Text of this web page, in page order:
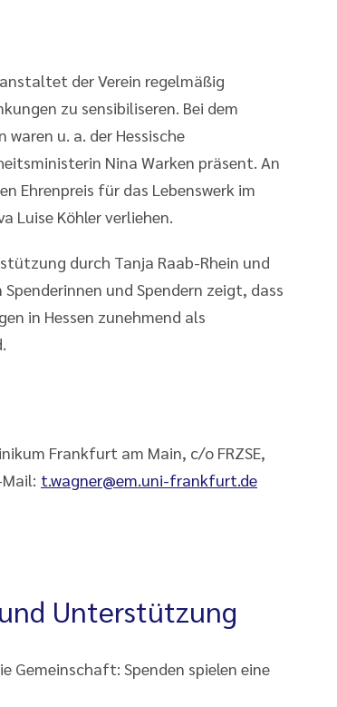
der Verein regelmäßig
zu sensibiliseren. Bei dem
u. a. der Hessische
Nina Warken präsent. An
Ehrenpreis für das Lebenswerk im
Luise Köhler verliehen.
durch Tanja Raab-Rhein und
und Spendern zeigt, dass
in Hessen zunehmend als
Frankfurt am Main, c/o FRZSE,
t.wagner@em.uni-frankfurt.de
Unterstützung
Gemeinschaft: Spenden spielen eine